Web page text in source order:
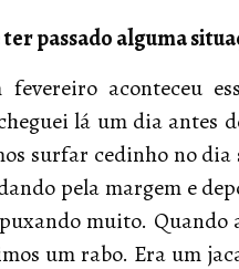
passado alguma
fevereiro aconteceu
lá um dia antes
surfar cedinho no
pela margem e
muito.
um rabo. Era um